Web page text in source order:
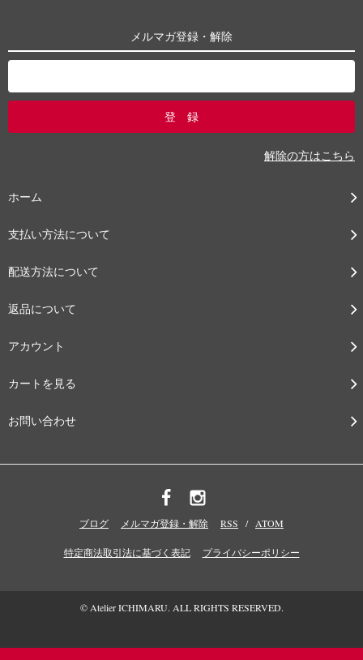
メルマガ登録・解除
解除の方はこちら
ホーム
支払い方法について
配送方法について
返品について
アカウント
カートを見る
お問い合わせ
ブログ メルマガ登録・解除 RSS / ATOM
特定商法取引法に基づく表記 プライバシーポリシー
© Atelier ICHIMARU. ALL RIGHTS RESERVED.